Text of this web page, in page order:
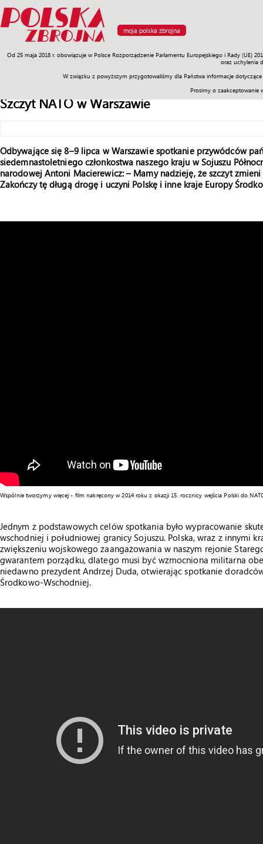
moja polska zbrojna
Od 25 maja 2018 r. obowiązuje w Polsce Rozporządzenie Parlamentu Europejskiego i Rady
oraz uchylenia
W związku z powyższym przygotowaliśmy dla Państwa informacje
Prosimy o
Armia Poligon Sprzęt Misje Polityka Prawo Świat
Szczyt NATO w Warszawie
Odbywające się 8–9 lipca w Warszawie spotkanie przywódców
siedemnastoletniego członkostwa naszego kraju w Sojuszu
narodowej Antoni Macierewicz: – Mamy nadzieję, że szczyt
Zakończy tę długą drogę i uczyni Polskę i inne kraje Europy
Wspólnie tworzymy więcej - film nakręcony w 2014 roku z okazji 15. rocznicy wejścia Polski do
Jednym z podstawowych celów spotkania było wypracowanie
wschodniej i południowej granicy Sojuszu. Polska, wraz z innymi
zwiększeniu wojskowego zaangażowania w naszym rejonie
gwarantem porządku, dlatego musi być wzmocniona militarna
niedawno prezydent Andrzej Duda, otwierając spotkanie
Środkowo-Wschodniej.